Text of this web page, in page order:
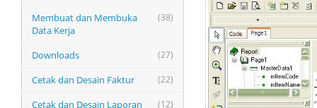
(38)
Membuat dan Membuka
Data Kerja
(27)
Downloads
(22)
Cetak dan Desain Faktur
(12)
Cetak dan Desain Laporan